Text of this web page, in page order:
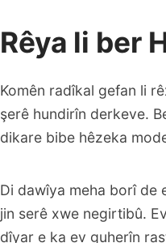
Rêya li ber
Komên radîkal gefan li
şerê hundirîn derkeve.
dikare bibe hêzeka
Di dawîya meha borî de
jin serê xwe negirtibû.
dîyar e ka ev guherîn